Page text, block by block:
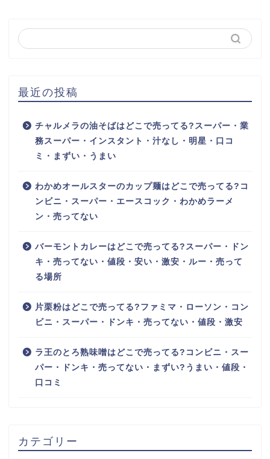
最近の投稿
チャルメラの油そばはどこで売ってる?スーパー・業
務スーパー・インスタント・汁なし・明星・口コ
ミ・まずい・うまい
わかめオールスターのカップ麺はどこで売ってる?コ
ンビニ・スーパー・エースコック・わかめラーメ
ン・売ってない
バーモントカレーはどこで売ってる?スーパー・ドン
キ・売ってない・値段・安い・激安・ルー・売って
る場所
片栗粉はどこで売ってる?ファミマ・ローソン・コン
ビニ・スーパー・ドンキ・売ってない・値段・激安
ラ王のとろ熟味噌はどこで売ってる?コンビニ・スー
パー・ドンキ・売ってない・まずい?うまい・値段・
口コミ
カテゴリー